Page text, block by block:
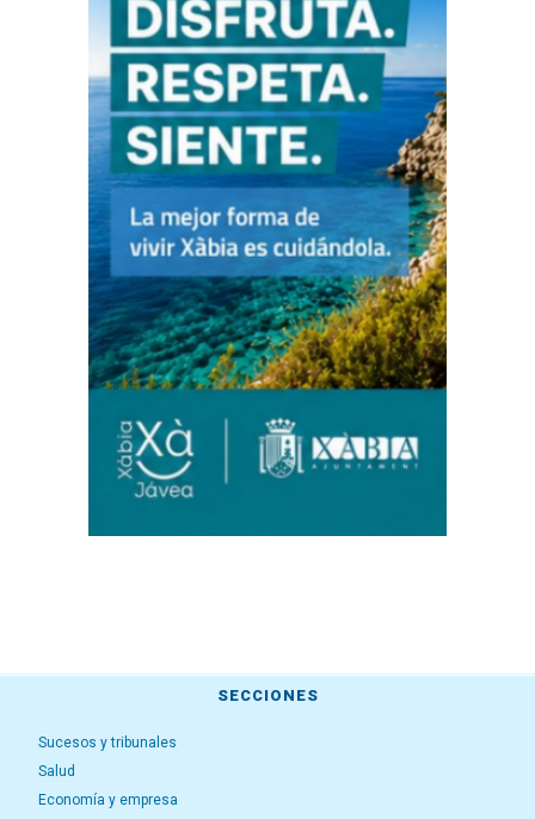
SECCIONES
Sucesos y tribunales
Salud
Economía y empresa